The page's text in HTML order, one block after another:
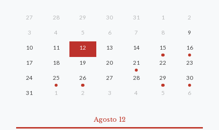
27 28 29 30 31 1 2
3 4 5 6 7 8 9
10 11 12 13 14 15 16
17 18 19 20 21 22 23
24 25 26 27 28 29 30
31 1 2 3 4 5 6
Agosto 12